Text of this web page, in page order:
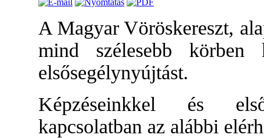
A Magyar Vöröskereszt,
mind szélesebb körben
elsősegélynyújtást.
Képzéseinkkel és
kapcsolatban az alábbi